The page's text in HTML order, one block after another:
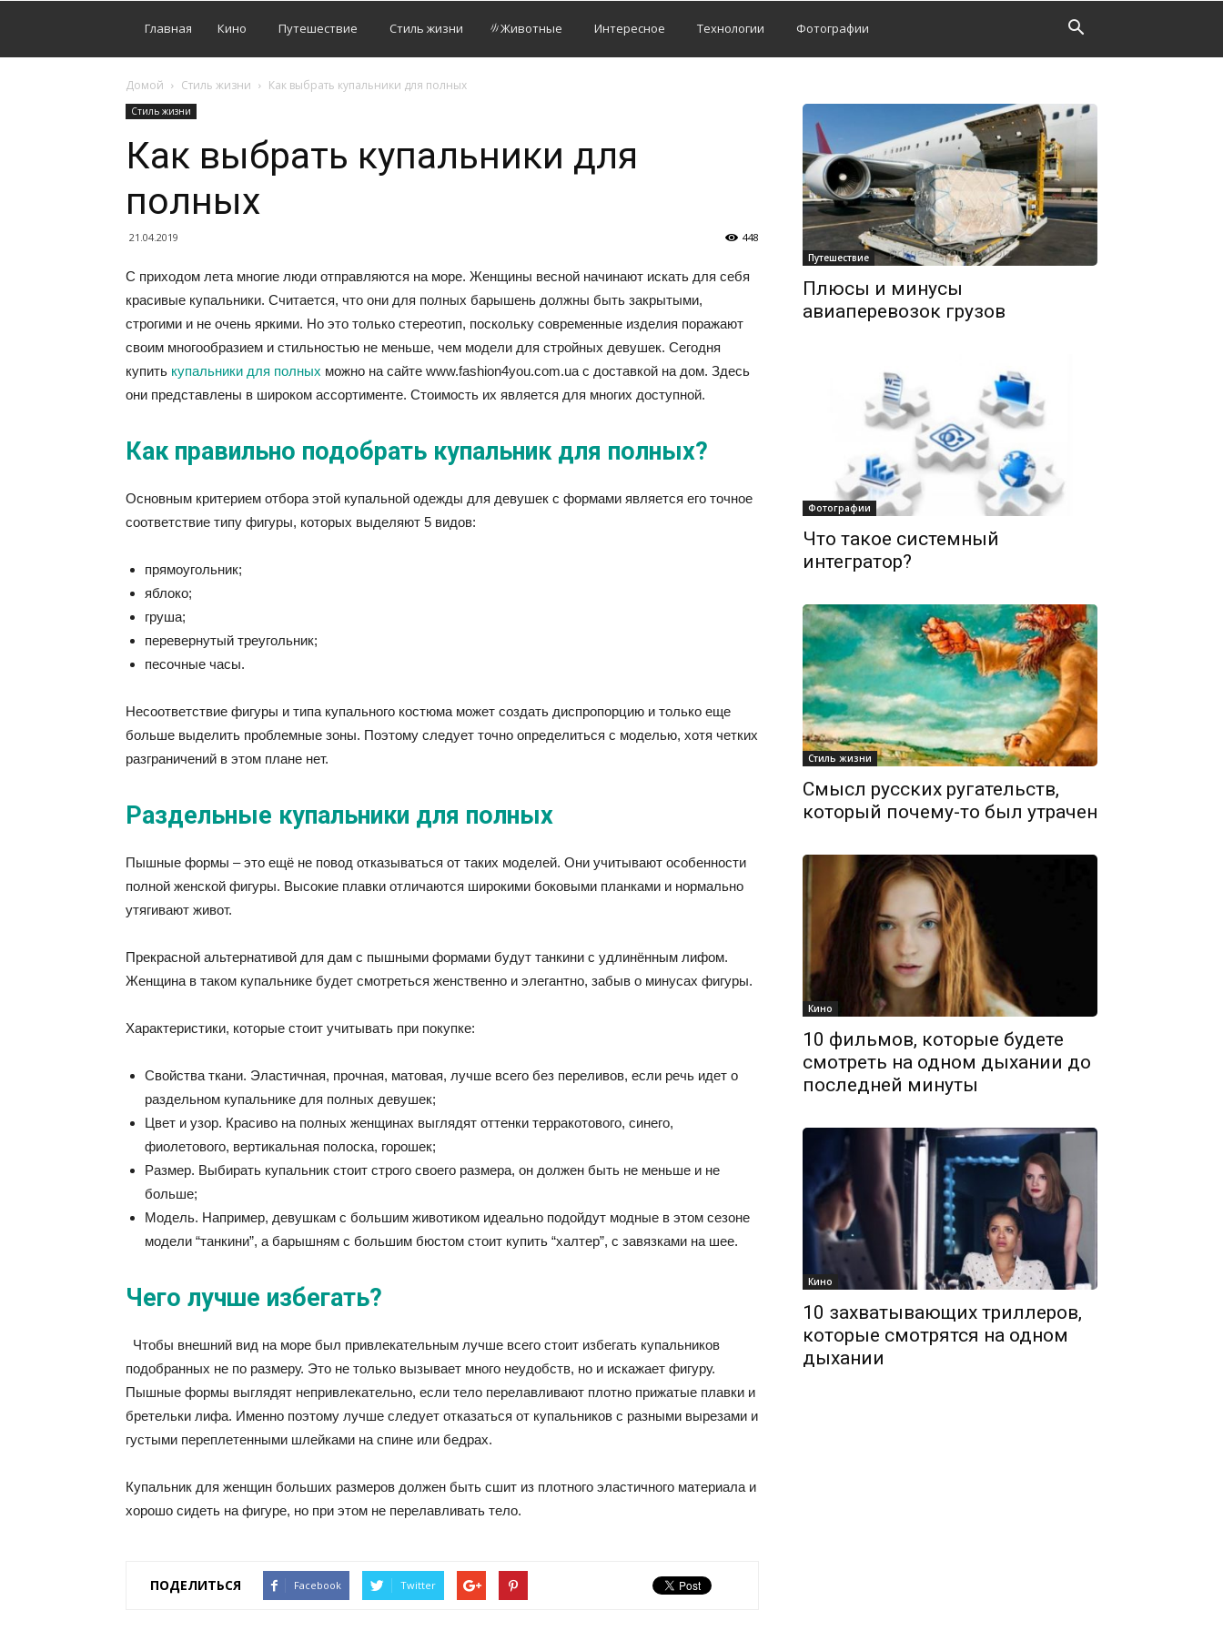
Главная Кино Путешествие Стиль жизни Животные Интересное Технологии Фотографии
Домой Стиль жизни Как выбрать купальники для полных
Стиль жизни
Как выбрать купальники для
полных
21.04.2019 448
С приходом лета многие люди отправляются на море. Женщины весной начинают искать для себя
красивые купальники. Считается, что они для полных барышень должны быть закрытыми,
строгими и не очень яркими. Но это только стереотип, поскольку современные изделия поражают
своим многообразием и стильностью не меньше, чем модели для стройных девушек. Сегодня
купить купальники для полных можно на сайте www.fashion4you.com.ua с доставкой на дом. Здесь
они представлены в широком ассортименте. Стоимость их является для многих доступной.
Как правильно подобрать купальник для полных?
Основным критерием отбора этой купальной одежды для девушек с формами является его точное
соответствие типу фигуры, которых выделяют 5 видов:
прямоугольник;
яблоко;
груша;
перевернутый треугольник;
песочные часы.
Несоответствие фигуры и типа купального костюма может создать диспропорцию и только еще
больше выделить проблемные зоны. Поэтому следует точно определиться с моделью, хотя четких
разграничений в этом плане нет.
Раздельные купальники для полных
Пышные формы – это ещё не повод отказываться от таких моделей. Они учитывают особенности
полной женской фигуры. Высокие плавки отличаются широкими боковыми планками и нормально
утягивают живот.
Прекрасной альтернативой для дам с пышными формами будут танкини с удлинённым лифом.
Женщина в таком купальнике будет смотреться женственно и элегантно, забыв о минусах фигуры.
Характеристики, которые стоит учитывать при покупке:
Свойства ткани. Эластичная, прочная, матовая, лучше всего без переливов, если речь идет о
раздельном купальнике для полных девушек;
Цвет и узор. Красиво на полных женщинах выглядят оттенки терракотового, синего,
фиолетового, вертикальная полоска, горошек;
Размер. Выбирать купальник стоит строго своего размера, он должен быть не меньше и не
больше;
Модель. Например, девушкам с большим животиком идеально подойдут модные в этом сезоне
модели “танкини”, а барышням с большим бюстом стоит купить “халтер”, с завязками на шее.
Чего лучше избегать?
Чтобы внешний вид на море был привлекательным лучше всего стоит избегать купальников
подобранных не по размеру. Это не только вызывает много неудобств, но и искажает фигуру.
Пышные формы выглядят непривлекательно, если тело перелавливают плотно прижатые плавки и
бретельки лифа. Именно поэтому лучше следует отказаться от купальников с разными вырезами и
густыми переплетенными шлейками на спине или бедрах.
Купальник для женщин больших размеров должен быть сшит из плотного эластичного материала и
хорошо сидеть на фигуре, но при этом не перелавливать тело.
ПОДЕЛИТЬСЯ Facebook Twitter
Путешествие
Плюсы и минусы
авиаперевозок грузов
Фотографии
Что такое системный
интегратор?
Стиль жизни
Смысл русских ругательств,
который почему-то был утрачен
Кино
10 фильмов, которые будете
смотреть на одном дыхании до
последней минуты
Кино
10 захватывающих триллеров,
которые смотрятся на одном
дыхании